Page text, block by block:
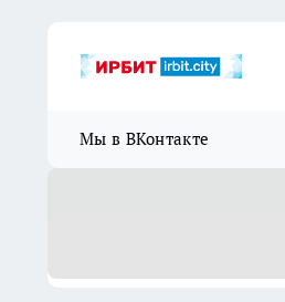
Мы в ВКонтакте